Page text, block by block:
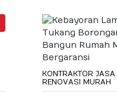
KONTRAKTOR JASA
RENOVASI MURAH